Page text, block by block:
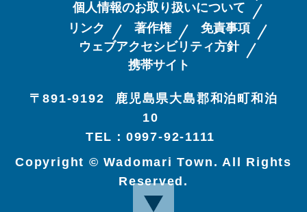
個人情報のお取り扱いについて
リンク
著作権
免責事項
ウェブアクセシビリティ方針
携帯サイト
〒891-9192
鹿児島県大島郡和泊町和泊
10
TEL：0997-92-1111
Copyright © Wadomari Town. All Rights
Reserved.